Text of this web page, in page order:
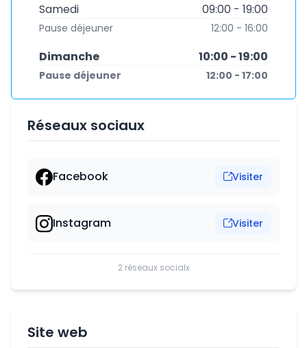
Samedi 09:00 - 19:00
Pause déjeuner 12:00 - 16:00
Dimanche 10:00 - 19:00
Pause déjeuner 12:00 - 17:00
Réseaux sociaux
Facebook Visiter
Instagram Visiter
2 réseaux socialx
Site web